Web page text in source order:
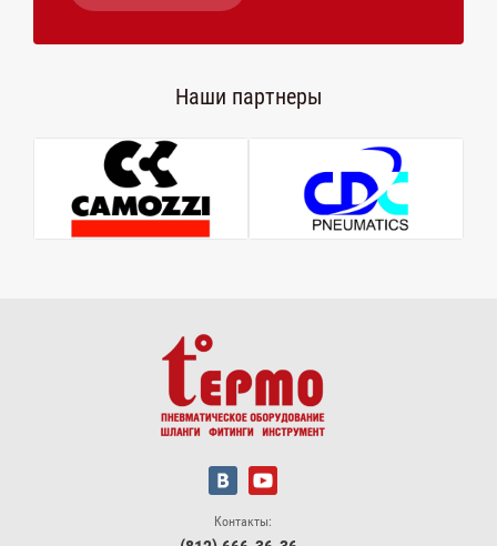
Наши партнеры
Контакты: